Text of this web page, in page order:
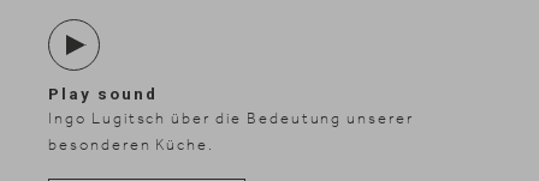
Play sound
Ingo Lugitsch über die Bedeutung unserer
besonderen Küche.